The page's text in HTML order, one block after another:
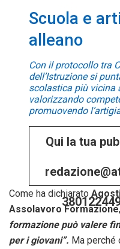
Scuola e
alleano
Con il protocollo tra
dell’Istruzione si
scolastica più vicina
valorizzando
promuovendo
Qui la tua
Come ha dichiarato
Assolavoro Formazione
formazione può valere
per i giovani”. Ma perché